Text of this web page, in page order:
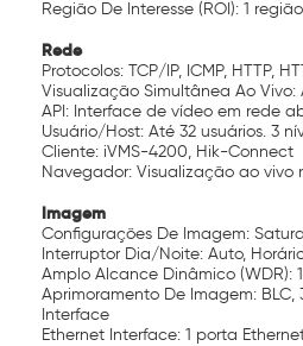
Região De Interesse (ROI): 1
Rede
Protocolos: TCP/IP, ICMP, HTTP,
Visualização Simultânea Ao Vivo:
API: Interface de vídeo em rede
Usuário/Host: Até 32 usuários. 3
Cliente: iVMS-4200, Hik-Connect
Navegador: Visualização ao vivo
Imagem
Configurações De Imagem:
Interruptor Dia/Noite: Auto,
Amplo Alcance Dinâmico (WDR):
Aprimoramento De Imagem: BLC,
Interface
Ethernet Interface: 1 porta